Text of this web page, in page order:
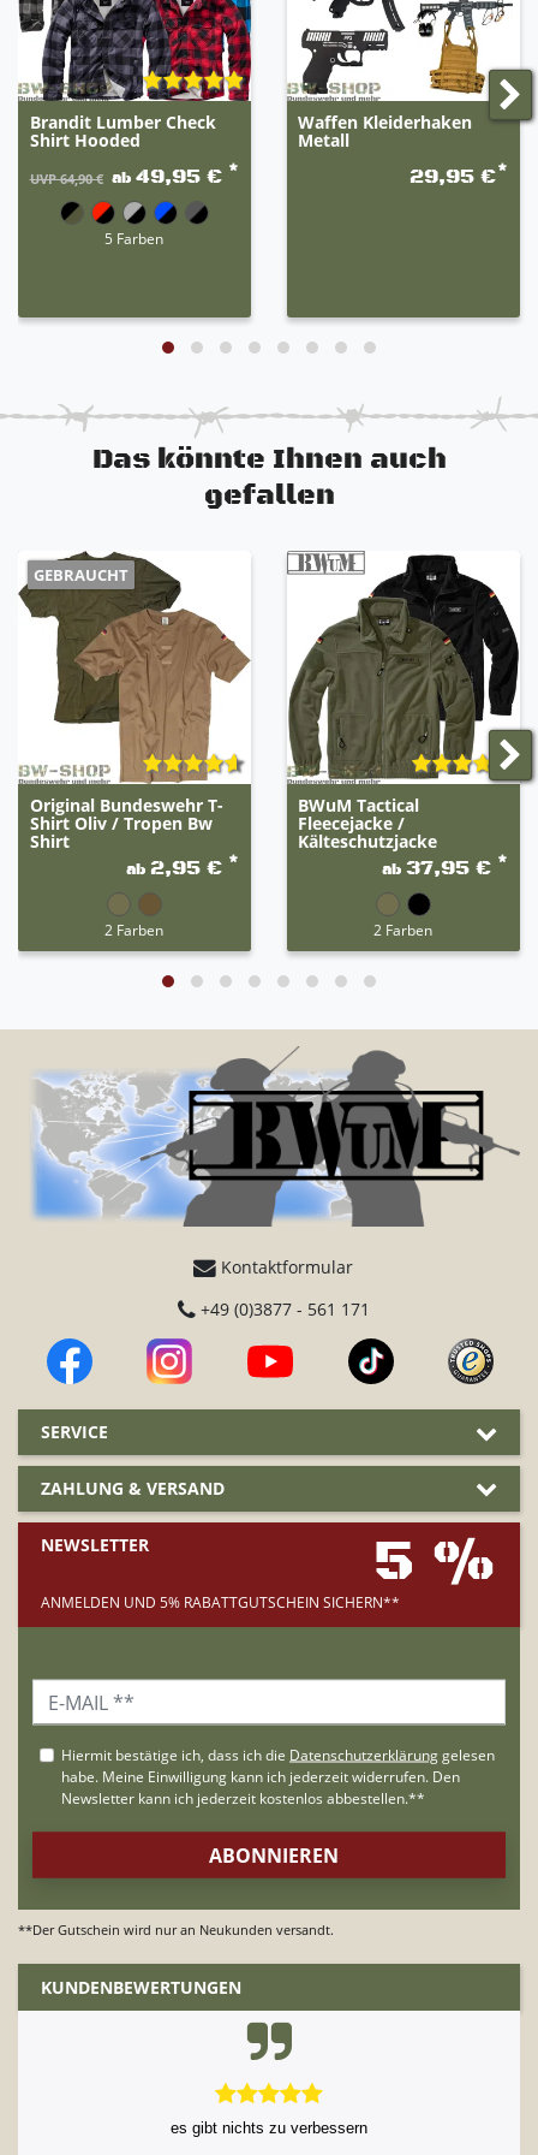
Uniformteile darstellen. Wir verkaufen diese
ausschließlich noch zu Deko-Zwecken. Sämtliche
Polizeischilder und Wappen müssen vor dem
Gebrauch in der Öffentlichkeit entfernt werden!
Brandit Lumber Check
Shirt Hooded
UVP 64,90 € ab49,95 € *
5 Farben
Waffen Kleiderhaken
Metall
29,95 €*
Das könnte Ihnen auch
gefallen
GEBRAUCHT
Original Bundeswehr T-
Shirt Oliv / Tropen Bw
Shirt
ab 2,95 € *
2 Farben
BWuM Tactical
Fleecejacke /
Kälteschutzjacke
ab 37,95 € *
2 Farben
Kontaktformular
+49 (0)3877 - 561 171
SERVICE
ZAHLUNG & VERSAND
NEWSLETTER 5 %
ANMELDEN UND 5% RABATTGUTSCHEIN SICHERN**
**Der Gutschein wird nur an Neukunden versandt.
KUNDENBEWERTUNGEN
Fenau wie beschrieben